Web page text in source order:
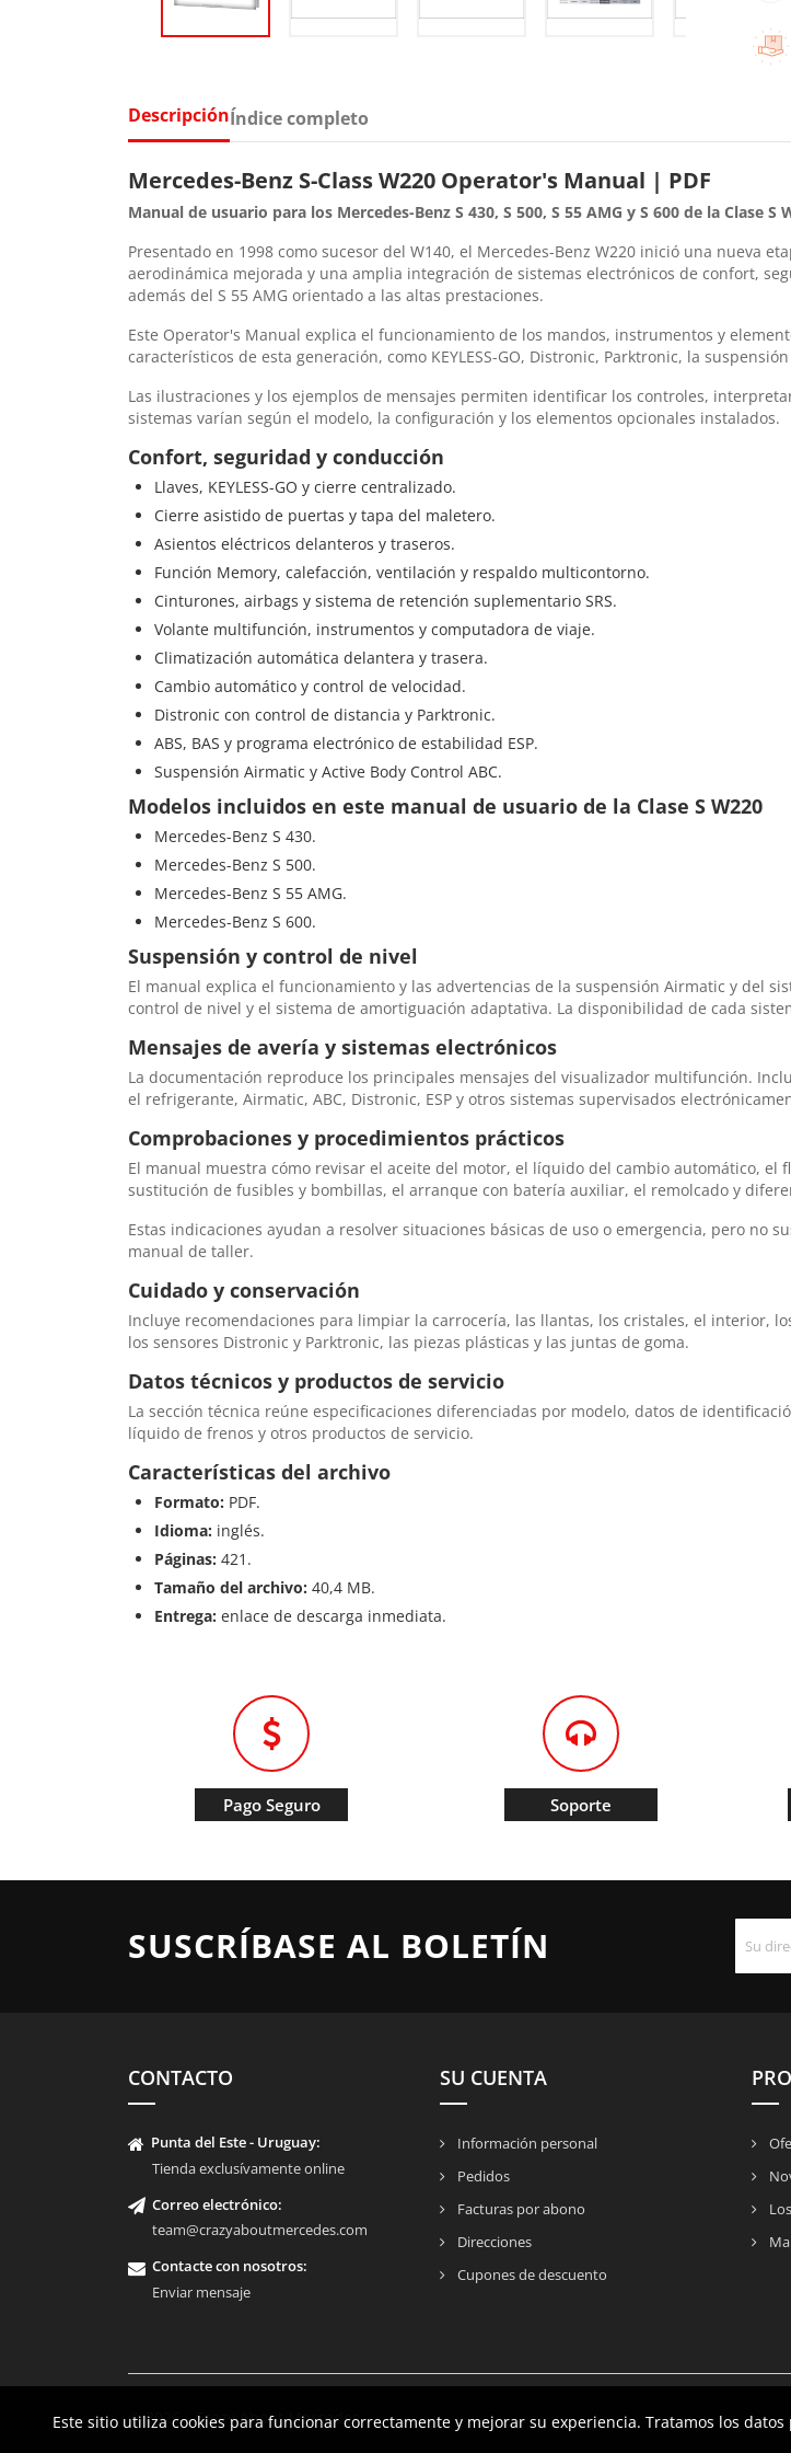
Este sitio utiliza cookies para funcionar correctamente y mejorar su experiencia. Tratamos los datos
DescripciónÍndice completo
Mercedes-Benz S-Class W220 Operator's Manual | PDF
Manual de usuario para los Mercedes-Benz S 430, S 500, S 55 AMG y S 600 de la Clase S
Presentado en 1998 como sucesor del W140, el Mercedes-Benz W220 inició una nueva
aerodinámica mejorada y una amplia integración de sistemas electrónicos de confort,
además del S 55 AMG orientado a las altas prestaciones.
Este Operator's Manual explica el funcionamiento de los mandos, instrumentos y
característicos de esta generación, como KEYLESS-GO, Distronic, Parktronic, la
Las ilustraciones y los ejemplos de mensajes permiten identificar los controles,
sistemas varían según el modelo, la configuración y los elementos opcionales instalados.
Confort, seguridad y conducción
Llaves, KEYLESS-GO y cierre centralizado.
Cierre asistido de puertas y tapa del maletero.
Asientos eléctricos delanteros y traseros.
Función Memory, calefacción, ventilación y respaldo multicontorno.
Cinturones, airbags y sistema de retención suplementario SRS.
Volante multifunción, instrumentos y computadora de viaje.
Climatización automática delantera y trasera.
Cambio automático y control de velocidad.
Distronic con control de distancia y Parktronic.
ABS, BAS y programa electrónico de estabilidad ESP.
Suspensión Airmatic y Active Body Control ABC.
Modelos incluidos en este manual de usuario de la Clase S W220
Mercedes-Benz S 430.
Mercedes-Benz S 500.
Mercedes-Benz S 55 AMG.
Mercedes-Benz S 600.
Suspensión y control de nivel
El manual explica el funcionamiento y las advertencias de la suspensión Airmatic y del
control de nivel y el sistema de amortiguación adaptativa. La disponibilidad de cada
Mensajes de avería y sistemas electrónicos
La documentación reproduce los principales mensajes del visualizador multifunción.
el refrigerante, Airmatic, ABC, Distronic, ESP y otros sistemas supervisados
Comprobaciones y procedimientos prácticos
El manual muestra cómo revisar el aceite del motor, el líquido del cambio automático, el
sustitución de fusibles y bombillas, el arranque con batería auxiliar, el remolcado y
Estas indicaciones ayudan a resolver situaciones básicas de uso o emergencia, pero no
manual de taller.
Cuidado y conservación
Incluye recomendaciones para limpiar la carrocería, las llantas, los cristales, el interior,
los sensores Distronic y Parktronic, las piezas plásticas y las juntas de goma.
Datos técnicos y productos de servicio
La sección técnica reúne especificaciones diferenciadas por modelo, datos de
líquido de frenos y otros productos de servicio.
Características del archivo
Formato: PDF.
Idioma: inglés.
Páginas: 421.
Tamaño del archivo: 40,4 MB.
Entrega: enlace de descarga inmediata.
Pago Seguro Soporte
SUSCRÍBASE AL BOLETÍN
CONTACTO
Punta del Este - Uruguay:
Tienda exclusívamente online
Correo electrónico:
team@crazyaboutmercedes.com
Contacte con nosotros:
Enviar mensaje
SU CUENTA
Información personal
Pedidos
Facturas por abono
Direcciones
Cupones de descuento
Este sitio utiliza cookies para funcionar correctamente y mejorar su experiencia. Tratamos los datos
© 2026 - Crazy About Mercedes